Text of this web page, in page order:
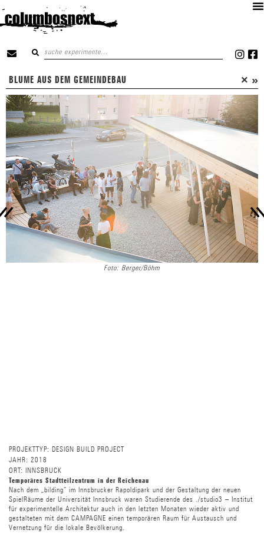
BLUME AUS DEM GEMEINDEBAU × »
PROJEKTTYP: DESIGN BUILD PROJECT
JAHR: 2018
ORT: INNSBRUCK
Temporäres Stadtteilzentrum in der Reichenau
Nach dem „bilding“ im Innsbrucker Rapoldipark und der Gestaltung der neuen
SpielRäume der Universität Innsbruck waren Studierende des ./studio3 – Institut
für experimentelle Architektur auch in den letzten Monaten wieder aktiv und
gestalteten mit dem CAMPAGNE einen temporären Raum für Austausch und
Vernetzung für die lokale Bevölkerung.
Foto: Berger/Böhm